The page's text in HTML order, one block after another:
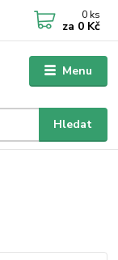
Menu
Hledat
0 ks
za 0 Kč